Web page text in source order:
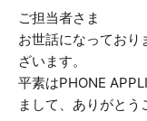
ご担当者さま
お世話になっており
ざいます。
平素はPHONE
まして、ありがとう